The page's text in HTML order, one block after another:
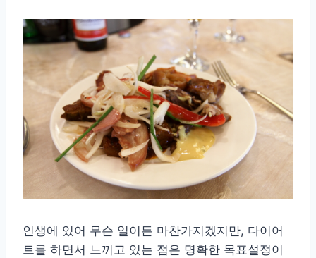
인생에 있어 무슨 일이든 마찬가지겠지만, 다이어
트를 하면서 느끼고 있는 점은 명확한 목표설정이